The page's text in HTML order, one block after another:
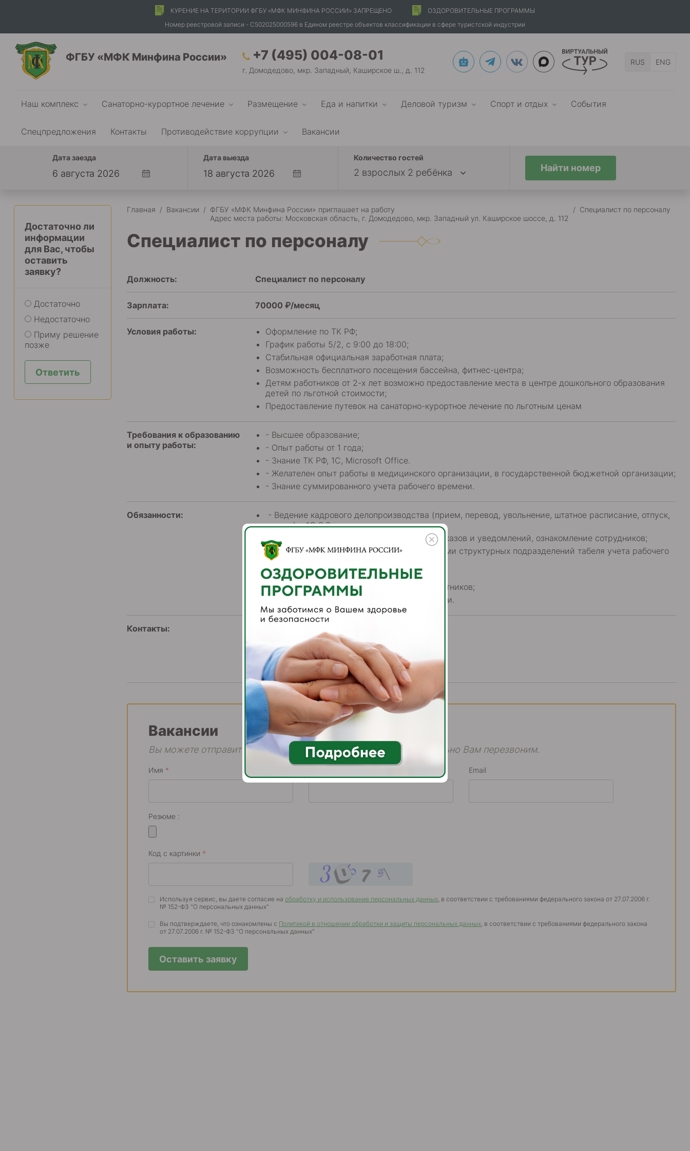
КУРЕНИЕ НА ТЕРИТОРИИ ФГБУ «МФК МИНФИНА РОССИИ» ЗАПРЕЩЕНО
ОЗДОРОВИТЕЛЬНЫЕ ПРОГРАММЫ
Номер реестровой записи - С502025000596 в Едином реестре объектов классификации в сфере туристской индустрии
ФГБУ «МФК Минфина России» +7 (495) 004-08-01
г. Домодедово, мкр. Западный, Каширское ш., д. 112
RUS ENG
Наш комплекс Санаторно-курортное лечение Размещение Еда и напитки Деловой туризм Спорт и отдых События
Спецпредложения Контакты Противодействие коррупции Вакансии
Дата заезда Дата выезда Количество гостей
2 взрослых 2 ребёнка Найти номер
Достаточно ли
информации
для Вас, чтобы
оставить
заявку?
Достаточно
Недостаточно
Приму решение
позже
Ответить
Главная / Вакансии / ФГБУ «МФК Минфина России» приглашает на работу
Адрес места работы: Московская область, г. Домодедово, мкр. Западный ул. Каширское шоссе, д. 112
/ Специалист по персоналу
Специалист по персоналу
Должность: Специалист по персоналу
Зарплата: 70000 ₽/месяц
Условия работы:
Оформление по ТК РФ;
График работы 5/2, с 9:00 до 18:00;
Стабильная официальная заработная плата;
Возможность бесплатного посещения бассейна, фитнес-центра;
Детям работников от 2-х лет возможно предоставление места в центре дошкольного образования
детей по льготной стоимости;
Предоставление путевок на санаторно-курортное лечение по льготным ценам
Требования к образованию
и опыту работы:
- Высшее образование;
- Опыт работы от 1 года;
- Знание ТК РФ, 1С, Microsoft Office.
- Желателен опыт работы в медицинского организации, в государственной бюджетной организации;
- Знание суммированного учета рабочего времени.
Обязанности:
- Ведение кадрового делопроизводства (прием, перевод, увольнение, штатное расписание, отпуск,
неявки) в 1С 8.3;
- Ведение графика отпусков, подготовка приказов и уведомлений, ознакомление сотрудников;
- Сбор и контроль заполнения руководителями структурных подразделений табеля учета рабочего
времени;
- Ведение воинского учета;
- Формирование и ведение личных дел работников;
- Подготовка и ведение всех форм отчетности.
Контакты:
8(495) 004-08-06; 8 (915) 430-34-61
Московская область, г. Домодедово,
мкр. Западный, Каширское шоссе, д.112
Вакансии
Вы можете отправить нам свое сообщение в форме, мы обязательно Вам перезвоним.
Имя * Email
Резюме :
Код с картинки *
Используя сервис, вы даете согласие на обработку и использование персональных данных, в соответствии с требованиями федерального закона от 27.07.2006 г.
№ 152-ФЗ "О персональных данных"
Вы подтверждаете, что ознакомлены с Политикой в отношении обработки и защиты персональных данных, в соответствии с требованиями федерального закона
от 27.07.2006 г. № 152-ФЗ "О персональных данных"
Оставить заявку